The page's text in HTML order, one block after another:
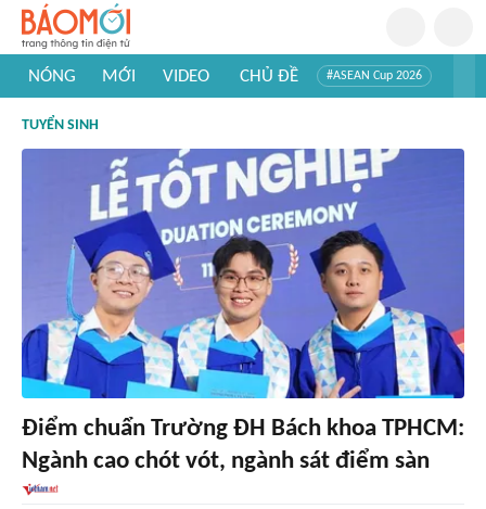
NÓNG MỚI VIDEO CHỦ ĐỀ #ASEAN Cup 2026
#Khám phá thế giới
TUYỂN SINH
Điểm chuẩn Trường ĐH Bách khoa TPHCM:
Ngành cao chót vót, ngành sát điểm sàn